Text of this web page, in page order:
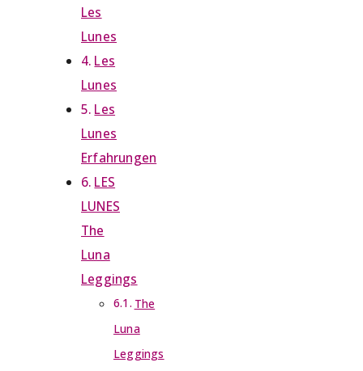
Les
Lunes
Les
Lunes
Les
Lunes
Erfahrungen
LES
LUNES
The
Luna
Leggings
The
Luna
Leggings